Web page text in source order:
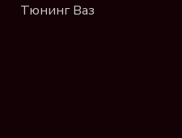
Тюнинг Ваз